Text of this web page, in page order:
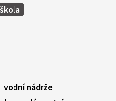
vodní nádrže